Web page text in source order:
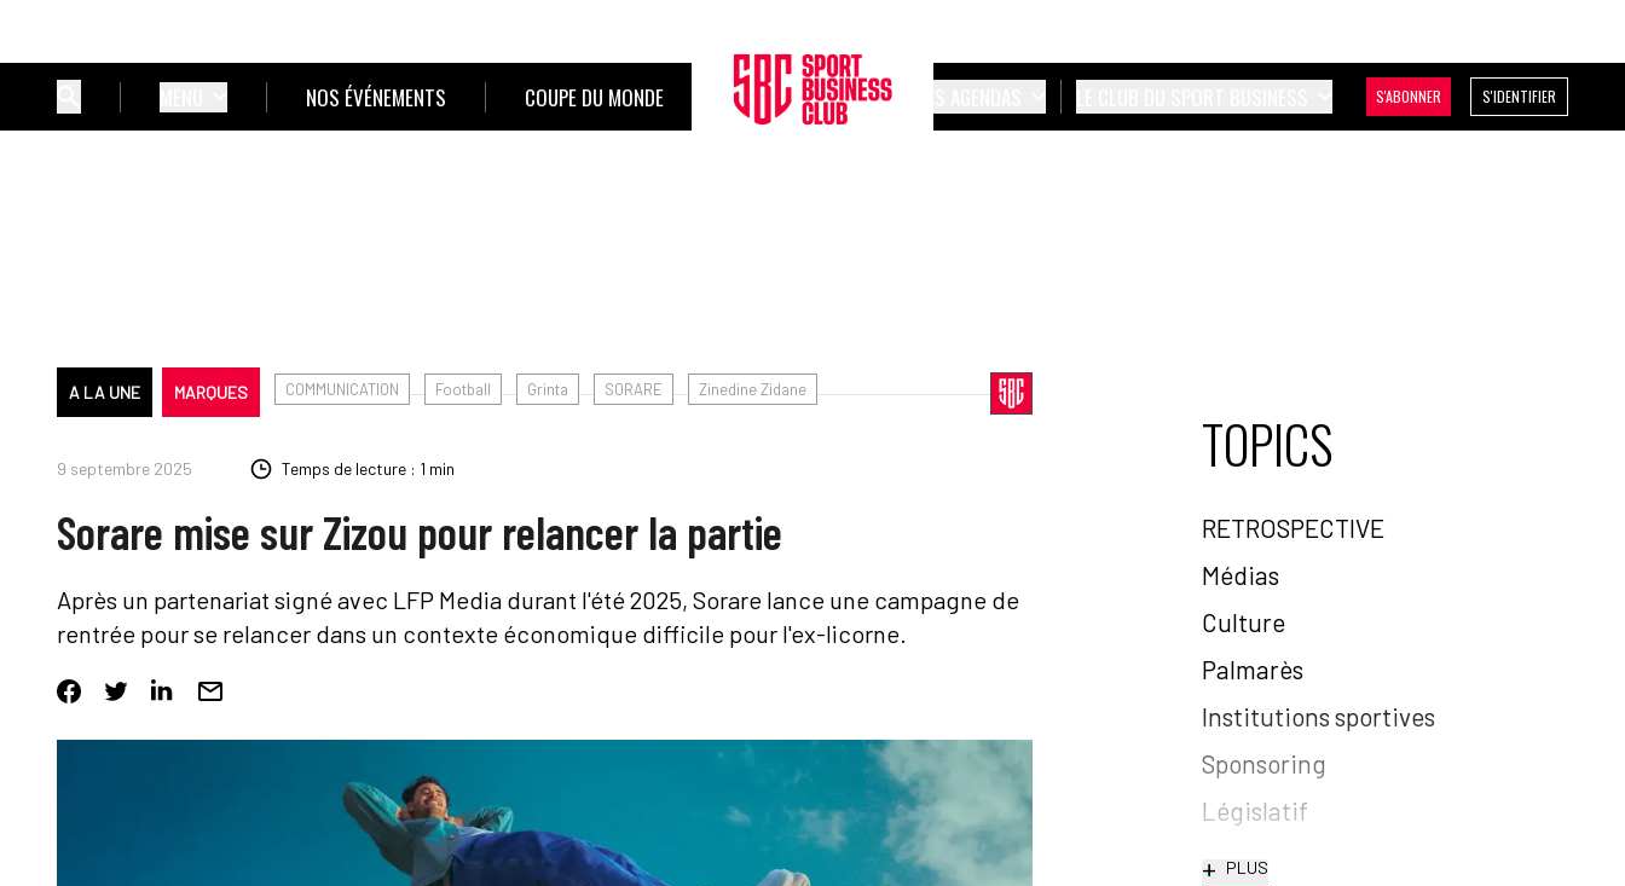
NOS ÉVÉNEMENTS COUPE DU MONDE S'ABONNER S'IDENTIFIER
A LA UNE MARQUES COMMUNICATION Football Grinta SORARE Zinedine Zidane
9 septembre 2025 Temps de lecture : 1 min
Sorare mise sur Zizou pour relancer la partie
Après un partenariat signé avec LFP Media durant l'été 2025, Sorare lance une campagne de
rentrée pour se relancer dans un contexte économique difficile pour l'ex-licorne.
TOPICS
RETROSPECTIVE
Médias
Culture
Palmarès
Institutions sportives
Sponsoring
Législatif
+ PLUS